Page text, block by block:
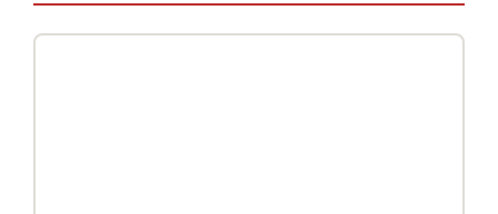
Komentar
Nama
Surel
Situs